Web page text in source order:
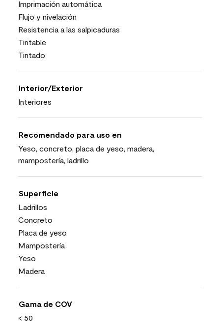
Imprimación automática
Flujo y nivelación
Resistencia a las salpicaduras
Tintable
Tintado
Interior/Exterior
Interiores
Recomendado para uso en
Yeso, concreto, placa de yeso, madera,
mampostería, ladrillo
Superficie
Ladrillos
Concreto
Placa de yeso
Mampostería
Yeso
Madera
Gama de COV
< 50